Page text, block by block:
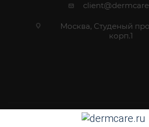
Москва, Студеный
корп.1